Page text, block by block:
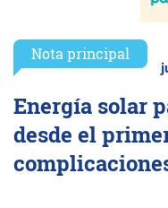
Nota principal
Energía solar
desde el